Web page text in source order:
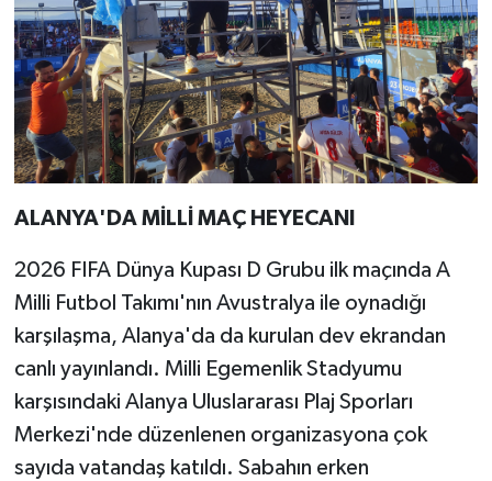
ALANYA'DA MİLLİ MAÇ HEYECANI
2026 FIFA Dünya Kupası D Grubu ilk maçında A
Milli Futbol Takımı'nın Avustralya ile oynadığı
karşılaşma, Alanya'da da kurulan dev ekrandan
canlı yayınlandı. Milli Egemenlik Stadyumu
karşısındaki Alanya Uluslararası Plaj Sporları
Merkezi'nde düzenlenen organizasyona çok
sayıda vatandaş katıldı. Sabahın erken